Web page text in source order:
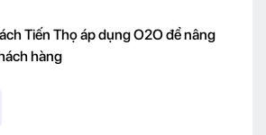
Tiến Thọ áp dụng O2O để nâng
hàng